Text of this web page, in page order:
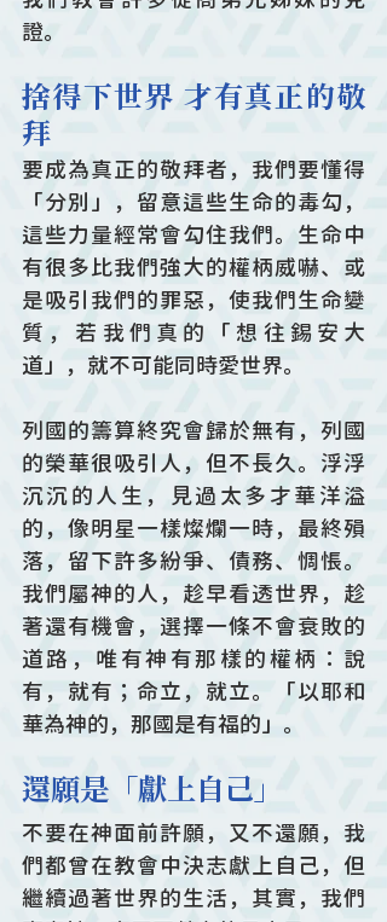
證。
捨得下世界 才有真正的敬
拜
要成為真正的敬拜者，我們要懂得
「分別」，留意這些生命的毒勾，
這些力量經常會勾住我們。生命中
有很多比我們強大的權柄威嚇、或
是吸引我們的罪惡，使我們生命變
質，若我們真的「想往錫安大
道」，就不可能同時愛世界。
列國的籌算終究會歸於無有，列國
的榮華很吸引人，但不長久。浮浮
沉沉的人生，見過太多才華洋溢
的，像明星一樣燦爛一時，最終殞
落，留下許多紛爭、債務、惆悵。
我們屬神的人，趁早看透世界，趁
著還有機會，選擇一條不會衰敗的
道路，唯有神有那樣的權柄：說
有，就有；命立，就立。「以耶和
華為神的，那國是有福的」。
還願是「獻上自己」
不要在神面前許願，又不還願，我
們都曾在教會中決志獻上自己，但
繼續過著世界的生活，其實，我們